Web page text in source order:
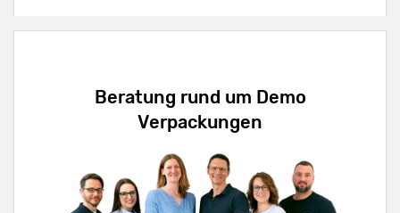
Beratung rund um Demo
Verpackungen